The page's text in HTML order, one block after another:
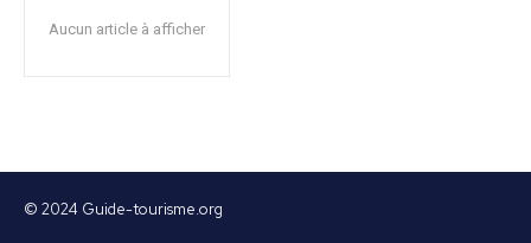
Aucun article à afficher
© 2024 Guide-tourisme.org